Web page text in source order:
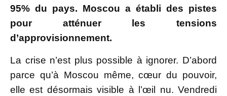
95% du pays. Moscou a établi des pistes
pour atténuer les tensions
d’approvisionnement.
La crise n’est plus possible à ignorer. D’abord
parce qu’à Moscou même, cœur du pouvoir,
elle est désormais visible à l’œil nu. Vendredi